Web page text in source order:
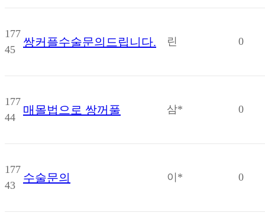
177
45
쌍커플수술문의드립니다. 린 0
177
44
매몰법으로 쌍꺼풀 삼* 0
177
43
수술문의 이* 0